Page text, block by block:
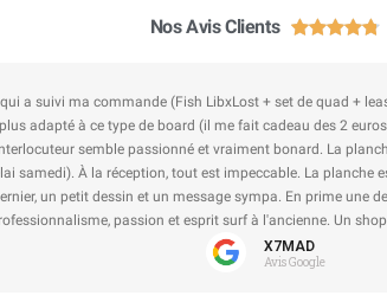
Nos Avis Clients 
me conseiller de
matos avec moi
un temps record
renforts cartonnés,
fabricant de la board.
Au top ! J'ai